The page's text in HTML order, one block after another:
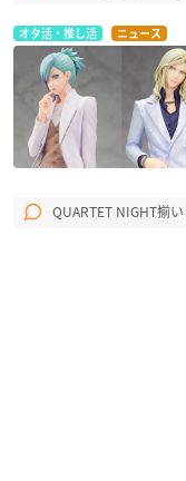
オタ活・推し活 ニュース
QUARTET NIGHT揃